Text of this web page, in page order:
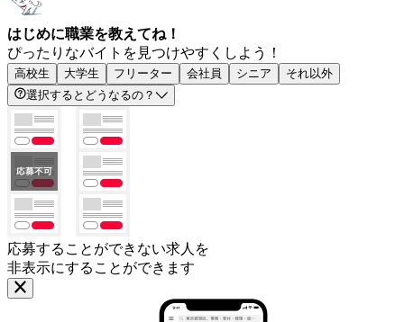
はじめに職業を教えてね！
ぴったりなバイトを見つけやすくしよう！
高校生 大学生 フリーター 会社員 シニア
それ以外
選択するとどうなるの？
応募することができない求人を
非表示にすることができます